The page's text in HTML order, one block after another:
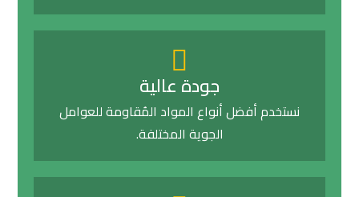
جودة عالية
نستخدم أفضل أنواع المواد المُقاومة للعوامل
الجوية المختلفة.